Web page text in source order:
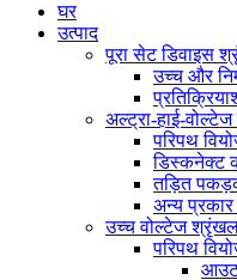
घर
उत्पाद
पूरा सेट डिवाइस
उच्च और
अल्ट्रा-हाई-
परिपथ
डिस्कनेक्ट
तड़ित
अन्य
उच्च वोल्टेज
परिपथ